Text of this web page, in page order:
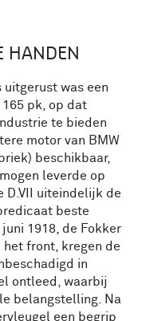
HANDEN
uitgerust was een
pk, op dat
te bieden
motor van BMW
beschikbaar,
leverde op
D.VII uiteindelijk de
beste
1918, de Fokker
het front, kregen de
in
ontleed, waarbij
belangstelling. Na
een begrip